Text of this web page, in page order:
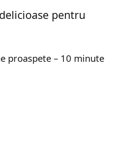
pentru
proaspete – 10 minute